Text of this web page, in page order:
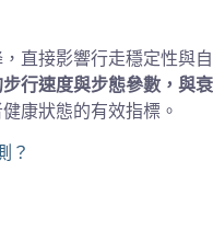
直接影響行走穩定性與自
行速度與步態參數，與衰
康狀態的有效指標。
？